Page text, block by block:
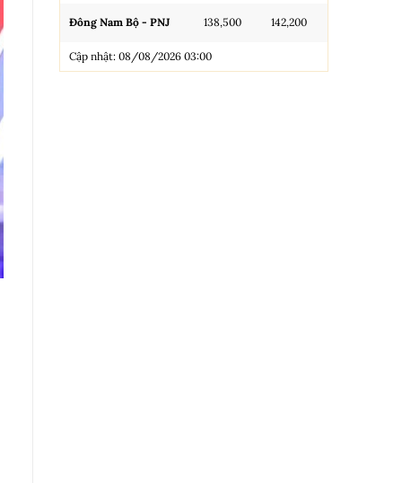
Đông Nam Bộ - PNJ 138,500 142,200
Cập nhật: 08/08/2026 03:00